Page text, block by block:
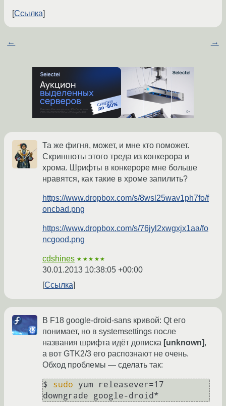
Ссылка
← →
Та же фигня, может, и мне кто поможет.
Скриншоты этого треда из конкерора и
хрома. Шрифты в конкероре мне больше
нравятся, как такие в хроме запилить?
https://www.dropbox.com/s/8wsl25wav1ph7fo/f
oncbad.png
https://www.dropbox.com/s/76jyl2xwgxjx1aa/fo
ncgood.png
cdshines ★★★★★
30.01.2013 10:38:05 +00:00
Ссылка
В F18 google-droid-sans кривой: Qt его
понимает, но в systemsettings после
названия шрифта идёт дописка [unknown],
а вот GTK2/3 его распознают не очень.
Обход проблемы — сделать так:
$ sudo yum releasever=17
downgrade google-droid*